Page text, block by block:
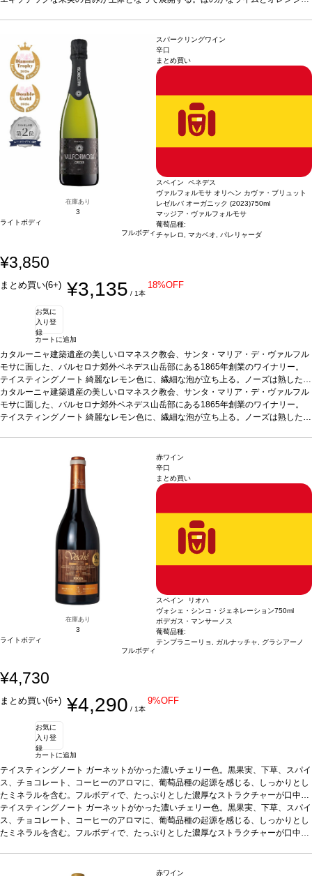
葡萄品種
凝縮したフローラルとトロピカルフルーツのアロマが
広がる。口に含むと素晴らしく心地よく、しっかりとしたストラクチャーを感じ、
長く甘い余韻のフィニッシュが続く。
認証 CCPAE
場合、在庫があり価格が同様の場合は自動的に次のヴィンテージに変更されます、
ご了承ください。
れ、葡萄を食しているような官能的な感覚を与える。この特徴あるワインは個人の
体験によりそれぞれ定義される。ワイン愛好家にとって魅了的な一本。
魚介類の前菜、アボカドと海老、サーモン、生ハムメロン、家きん、パテ、フォア
グラなどと好相性
葡萄品種
凝縮したフローラルとトロピカルフルーツのアロマが
広がる。口に含むと素晴らしく心地よく、しっかりとしたストラクチャーを感じ、
長く甘い余韻のフィニッシュが続く。
場合、在庫があり価格が同様の場合は自動的に次のヴィンテージに変更されます、
ご了承ください。
在庫あり
3
ライトボディ
フルボディ
スパークリングワイン
辛口
まとめ買い
スペイン ペネデス
ヴァルフォルモサ オリヘン カヴァ・ブリュット
レゼルバ オーガニック (2023)750ml
マッジア・ヴァルフォルモサ
葡萄品種:
チャレロ, マカベオ, パレリャーダ
¥3,850
まとめ買い(6+) ¥3,135 / 1本
18%OFF
お気に
入り登
録
カートに追加
カタルーニャ建築遺産の美しいロマネスク教会、サンタ・マリア・デ・ヴァルフル
モサに面した、バルセロナ郊外ペネデス山岳部にある1865年創業のワイナリー。
テイスティングノート 綺麗なレモン色に、繊細な泡が立ち上る。ノーズは熟した白
果実（黄色リンゴ）を示し、熟成によるアーモンドのニュアンスと絡み合う。口に
含むと、心地よい滑らかさが広がり、熟した果実味を感じる。柔らかいナッツやペ
イストリーが表れ、エレガントで長い余韻のフィニッシュへと導かれる。合う料理
ヴィンテージが在庫切れの場合、在庫があり価格が同様の場合は自動的に次のヴィ
ンテージに変更されます、ご了承ください。
カタルーニャ建築遺産の美しいロマネスク教会、サンタ・マリア・デ・ヴァルフル
モサに面した、バルセロナ郊外ペネデス山岳部にある1865年創業のワイナリー。
テイスティングノート 綺麗なレモン色に、繊細な泡が立ち上る。ノーズは熟した白
イストリーが表れ、エレガントで長い余韻のフィニッシュへと導かれる。
きのこのリゾット、ラヴィオリ、魚とバターソースなどと好相性
ッロ 40%、マカベオ 30%、パレリャーダ 30％認証
ヴィンテージが在庫切れの場合、在庫があり価格が同様の場合は自動的に次のヴィ
ンテージに変更されます、ご了承ください。
在庫あり
3
ライトボディ
フルボディ
赤ワイン
辛口
まとめ買い
スペイン リオハ
ヴォシェ・シンコ・ジェネレーション750ml
ボデガス・マンサーノス
葡萄品種:
テンプラニーリョ, ガルナッチャ, グラシアーノ
¥4,730
まとめ買い(6+) ¥4,290 / 1本
9%OFF
お気に
入り登
録
カートに追加
テイスティングノート ガーネットがかった濃いチェリー色。黒果実、下草、スパイ
ス、チョコレート、コーヒーのアロマに、葡萄品種の起源を感じる、しっかりとし
たミネラルを含む。フルボディで、たっぷりとした濃厚なストラクチャーが口中を
満たす。上質で滑らかなタンニンはエレガントで、フレッシュな余韻の後味は際立
っている。葡萄品種テンプラニーリョ 55%、ガルナッチャ 25%、グラシアーノ 2
0% ＜テンプラニーリョ2014ヴィンテージ；36ヵ月熟成-ガルナッチャ2017ヴィ
テイスティングノート ガーネットがかった濃いチェリー色。黒果実、下草、スパイ
ス、チョコレート、コーヒーのアロマに、葡萄品種の起源を感じる、しっかりとし
たミネラルを含む。フルボディで、たっぷりとした濃厚なストラクチャーが口中を
0% ＜テンプラニーリョ2014ヴィンテージ；36ヵ月熟成-ガルナッチャ2017ヴィ
赤ワイン